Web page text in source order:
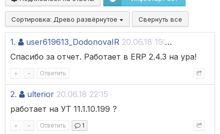
Сортировка: Древо развёрнутое Свернуть все
1. user619613_DodonovaIR 20.06.18 19:02
Спасибо за отчет. Работает в ERP 2.4.3 на ура!
+ – Ответить
2. ulterior 20.06.18 22:15
работает на УТ 11.1.10.199 ?
+ – Ответить 1